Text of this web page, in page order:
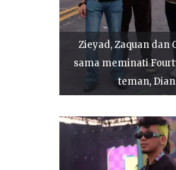
Zieyad, Zaquan dan
sama meminati
teman,